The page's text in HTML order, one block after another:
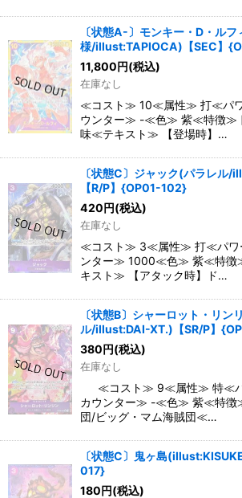
〔状態A-〕モンキー・D・ル
様/illust:TAPIOCA)【SEC】
11,800円(税込)
在庫なし
≪コスト≫ 10≪属性≫ 打≪パ
ウンター≫ -≪色≫ 紫≪特徴≫
味≪テキスト≫ 【登場時】…
〔状態C〕ジャック(パラレル
【R/P】{OP01-102}
420円(税込)
在庫なし
≪コスト≫ 3≪属性≫ 打≪パ
ンター≫ 1000≪色≫ 紫≪特徴
キスト≫ 【アタック時】ド…
〔状態B〕シャーロット・リン
ル/illust:DAI-XT.)【SR/P】
380円(税込)
在庫なし
≪コスト≫ 9≪属性≫ 特≪
カウンター≫ -≪色≫ 紫≪特徴
団/ビッグ・マム海賊団≪…
〔状態C〕鬼ヶ島
017}
180円(税込)